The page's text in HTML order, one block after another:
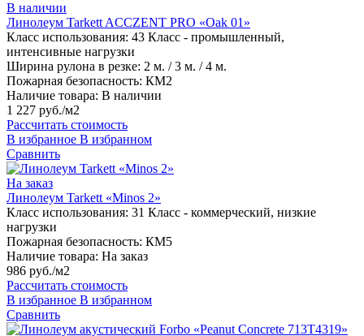
В наличии
Линолеум Tarkett ACCZENT PRO «Oak 01»
Класс использования: 43 Класс - промышленный,
интенсивные нагрузки
Ширина рулона в резке: 2 м. / 3 м. / 4 м.
Пожарная безопасность: КМ2
Наличие товара: В наличии
1 227 руб./м2
Рассчитать стоимость
В избранное В избранном
Сравнить
На заказ
Линолеум Tarkett «Minos 2»
Класс использования: 31 Класс - коммерческий, низкие
нагрузки
Пожарная безопасность: КМ5
Наличие товара: На заказ
986 руб./м2
Рассчитать стоимость
В избранное В избранном
Сравнить